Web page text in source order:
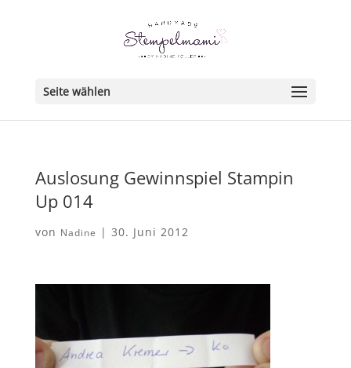
Seite wählen
Auslosung Gewinnspiel Stampin
Up 014
von Nadine | 30. Juni 2012